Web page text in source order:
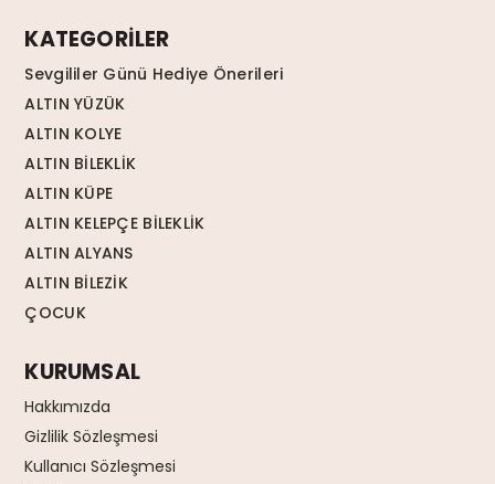
KATEGORİLER
Sevgililer Günü Hediye Önerileri
ALTIN YÜZÜK
ALTIN KOLYE
ALTIN BİLEKLİK
ALTIN KÜPE
ALTIN KELEPÇE BİLEKLİK
ALTIN ALYANS
ALTIN BİLEZİK
ÇOCUK
KURUMSAL
Hakkımızda
Gizlilik Sözleşmesi
Kullanıcı Sözleşmesi